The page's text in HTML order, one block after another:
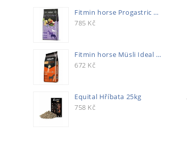
Fitmin horse Progastric 20kg
785 Kč
Fitmin horse Müsli Ideal 20kg
672 Kč
Equital Hříbata 25kg
758 Kč